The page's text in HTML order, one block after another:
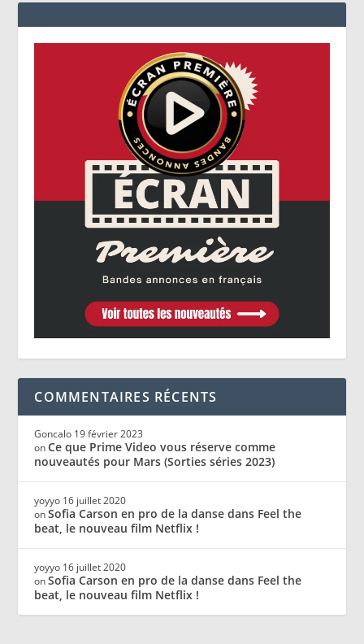
COMMENTAIRES RÉCENTS
Goncalo 19 février 2023
onCe que Prime Video vous réserve comme
nouveautés pour Mars (Sorties séries 2023)
yoyyo 16 juillet 2020
onSofia Carson en pro de la danse dans Feel the
beat, le nouveau film Netflix !
yoyyo 16 juillet 2020
onSofia Carson en pro de la danse dans Feel the
beat, le nouveau film Netflix !